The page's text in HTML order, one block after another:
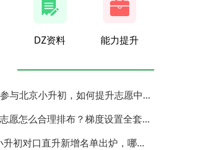
DZ资料 能力提升
无政保家庭参与北京小升初，如何提升志愿中签概率？
北京小升初志愿怎么合理排布？梯度设置全套策略与填报避坑指南
2026 北京小升初对口直升新增名单出炉，哪些小学可以直升优质初中？